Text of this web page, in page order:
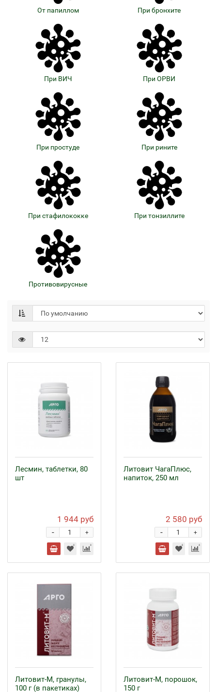
От папиллом При бронхите
При ВИЧ При ОРВИ
При простуде При рините
При стафилококке При тонзиллите
Противовирусные
Лесмин, таблетки, 80
шт
1 944 руб
+
-
Литовит ЧагаПлюс,
напиток, 250 мл
2 580 руб
+
-
Литовит-М, гранулы,
100 г (в пакетиках)
Литовит-М, порошок,
150 г